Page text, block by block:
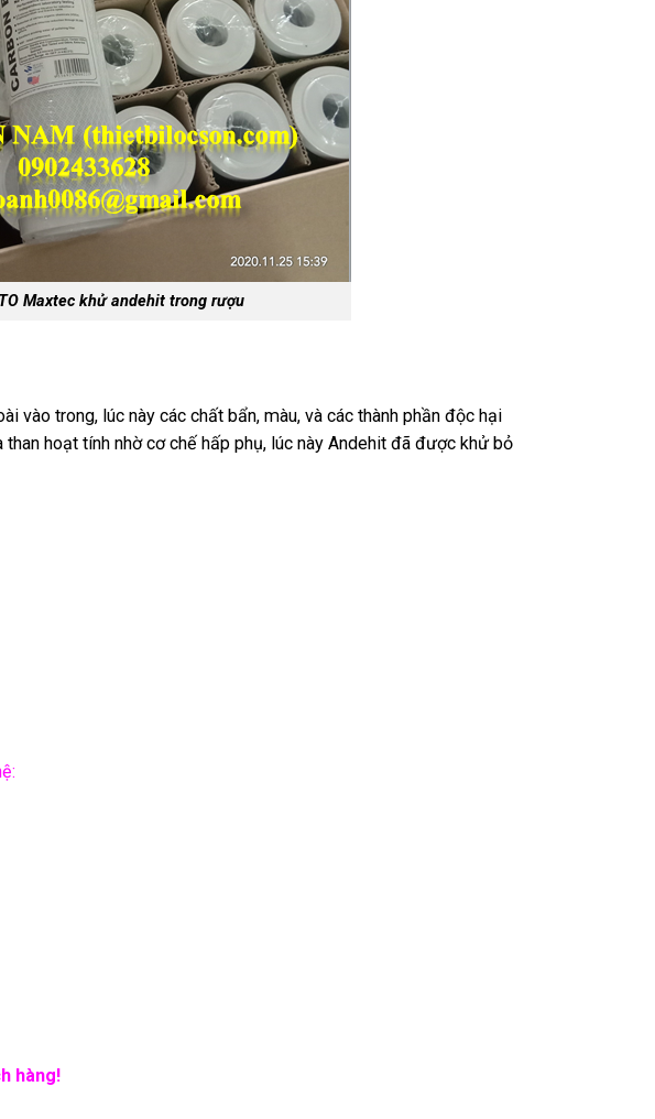
Maxtec khử andehit trong rượu
vào trong, lúc này các chất bẩn, màu, và các thành phần độc hại
hoạt tính nhờ cơ chế hấp phụ, lúc này Andehit đã được khử bỏ
hàng!